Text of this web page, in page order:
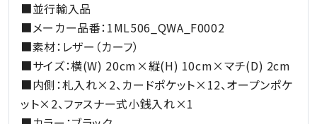
■並行輸入品
■メーカー品番：1ML506_QWA_F0002
■素材：レザー（カーフ）
■サイズ：横(W) 20cm×縦(H) 10cm×マチ(D) 2cm
■内側：札入れ×2、カードポケット×12、オープンポケ
ット×2、ファスナー式小銭入れ×1